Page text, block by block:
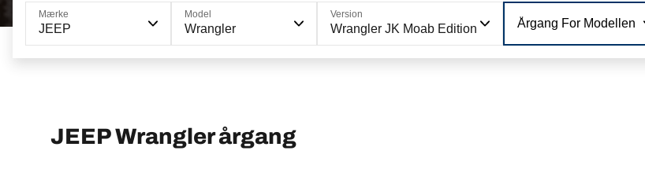
Mærke
JEEP
Model
Wrangler
Version
Wrangler JK Moab Edition Årgang For Modellen
JEEP Wrangler årgang